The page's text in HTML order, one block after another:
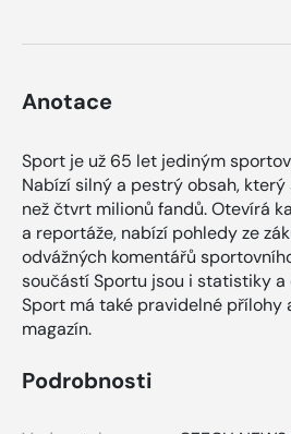
Anotace
Sport je už 65 let jediným
Nabízí silný a pestrý obsah,
než čtvrt milionů fandů. Otevírá
a reportáže, nabízí pohledy ze
odvážných komentářů
součástí Sportu jsou i statistiky
Sport má také pravidelné přílohy
magazín.
Podrobnosti